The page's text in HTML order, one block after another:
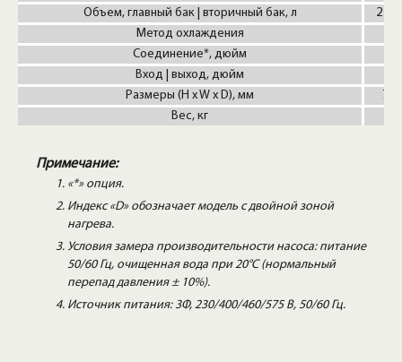
Объем, главный бак | вторичный бак, л
2 x
Метод охлаждения
Соединение*, дюйм
Вход | выход, дюйм
Размеры (H x W x D), мм
Вес, кг
Примечание:
«*» опция.
Индекс «D» обозначает модель с двойной зоной
нагрева.
Условия замера производительности насоса: питание
50/60 Гц, очищенная вода при 20°С (нормальный
перепад давления ± 10%).
Источник питания: 3Φ, 230/400/460/575 В, 50/60 Гц.